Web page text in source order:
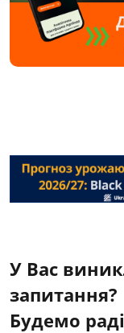
У Вас
запитання?
Будемо